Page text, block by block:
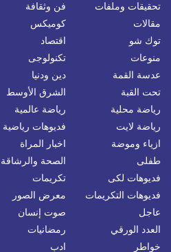
تحقيقات وملفات
فن وثقافة
مقالات
كوميكس
توك شو
اقتصاد
منوعات
تكنولوجى
عدسة القمة
دين ودنيا
تحت القبة
الشرق الأوسط
رياضة محلية
رياضة عالمية
رياضة لايت
فديوهات رياضية
ازياء وموضة
اخبار المراة
طفلى
الصحة والرشاقة
فديوهات لكى
تكريمات
فديوهات التكريمات
معرض الصور
عاجل
صوت إنسان
العدد الورقي
رمضانيات
خواطر
ادب